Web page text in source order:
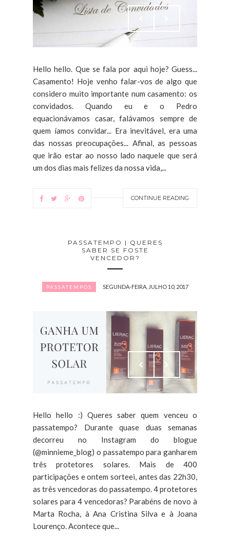
Hello hello. Que se fala por aqui hoje? Guess...
Casamento! Hoje venho falar-vos de algo que
considero muito importante num casamento: os
convidados. Quando eu e o Pedro
equacionávamos casar, falávamos sempre de
quem íamos convidar... Era inevitável, era uma
das nossas preocupações... Afinal, as pessoas
que irão estar ao nosso lado naquele que será
um dos dias mais felizes da nossa vida,...
CONTINUE READING
PASSATEMPO | QUERES
SABER SE FOSTE
VENCEDOR?
PASSATEMPOS SEGUNDA-FEIRA, JULHO 10, 2017
Hello hello :) Queres saber quem venceu o
passatempo? Durante quase duas semanas
decorreu no Instagram do blogue
(@minnieme_blog) o passatempo para ganharem
três protetores solares. Mais de 400
participações e ontem sorteei, antes das 22h30,
as três vencedoras do passatempo. 4 protetores
solares para 4 vencedoras? Parabéns de novo à
Marta Rocha, à Ana Cristina Silva e à Joana
Lourenço. Acontece que...